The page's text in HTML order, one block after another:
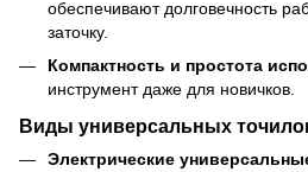
обеспечивают долговечность
заточку.
Компактность и простота
инструмент даже для новичков.
Виды универсальных
Электрические